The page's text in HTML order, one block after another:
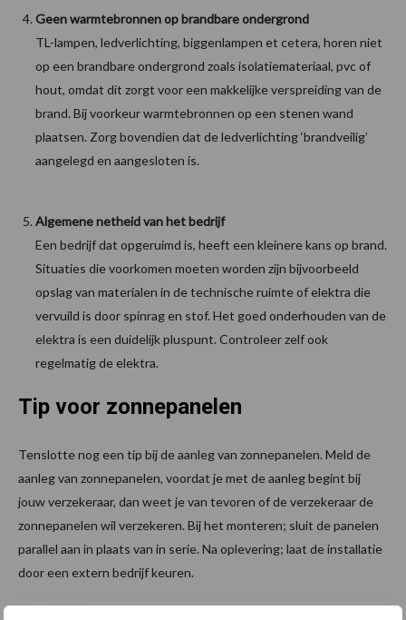
Geen warmtebronnen op brandbare ondergrond
TL-lampen, ledverlichting, biggenlampen et cetera, horen niet
op een brandbare ondergrond zoals isolatiemateriaal, pvc of
hout, omdat dit zorgt voor een makkelijke verspreiding van de
brand. Bij voorkeur warmtebronnen op een stenen wand
plaatsen. Zorg bovendien dat de ledverlichting ‘brandveilig’
aangelegd en aangesloten is.
Algemene netheid van het bedrijf
Een bedrijf dat opgeruimd is, heeft een kleinere kans op brand.
Situaties die voorkomen moeten worden zijn bijvoorbeeld
opslag van materialen in de technische ruimte of elektra die
vervuild is door spinrag en stof. Het goed onderhouden van de
elektra is een duidelijk pluspunt. Controleer zelf ook
regelmatig de elektra.
Tip voor zonnepanelen
Tenslotte nog een tip bij de aanleg van zonnepanelen. Meld de
aanleg van zonnepanelen, voordat je met de aanleg begint bij
jouw verzekeraar, dan weet je van tevoren of de verzekeraar de
zonnepanelen wil verzekeren. Bij het monteren; sluit de panelen
parallel aan in plaats van in serie. Na oplevering; laat de installatie
door een extern bedrijf keuren.
Bron:ZLTO